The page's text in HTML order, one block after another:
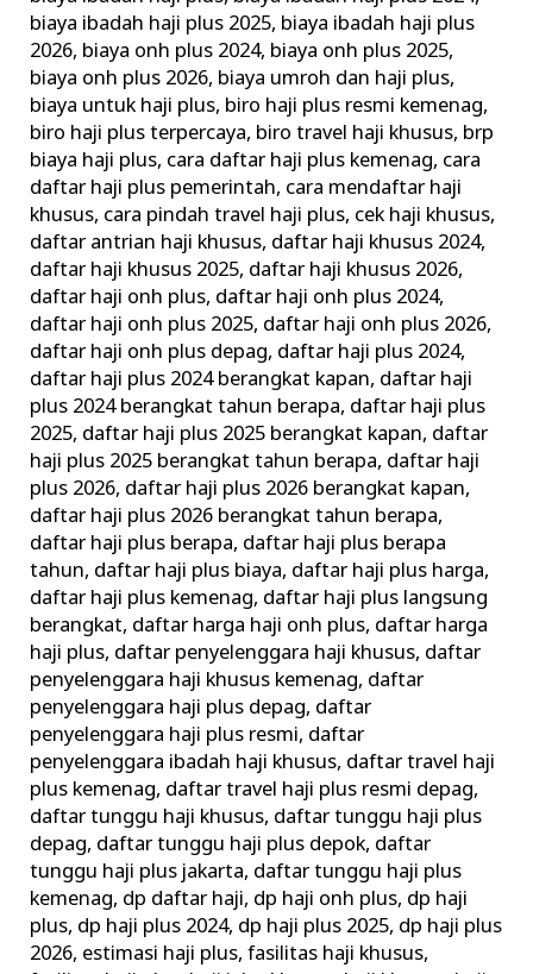
biaya ibadah haji plus 2025, biaya ibadah haji plus
2026, biaya onh plus 2024, biaya onh plus 2025,
biaya onh plus 2026, biaya umroh dan haji plus,
biaya untuk haji plus, biro haji plus resmi kemenag,
biro haji plus terpercaya, biro travel haji khusus, brp
biaya haji plus, cara daftar haji plus kemenag, cara
daftar haji plus pemerintah, cara mendaftar haji
khusus, cara pindah travel haji plus, cek haji khusus,
daftar antrian haji khusus, daftar haji khusus 2024,
daftar haji khusus 2025, daftar haji khusus 2026,
daftar haji onh plus, daftar haji onh plus 2024,
daftar haji onh plus 2025, daftar haji onh plus 2026,
daftar haji onh plus depag, daftar haji plus 2024,
daftar haji plus 2024 berangkat kapan, daftar haji
plus 2024 berangkat tahun berapa, daftar haji plus
2025, daftar haji plus 2025 berangkat kapan, daftar
haji plus 2025 berangkat tahun berapa, daftar haji
plus 2026, daftar haji plus 2026 berangkat kapan,
daftar haji plus 2026 berangkat tahun berapa,
daftar haji plus berapa, daftar haji plus berapa
tahun, daftar haji plus biaya, daftar haji plus harga,
daftar haji plus kemenag, daftar haji plus langsung
berangkat, daftar harga haji onh plus, daftar harga
haji plus, daftar penyelenggara haji khusus, daftar
penyelenggara haji khusus kemenag, daftar
penyelenggara haji plus depag, daftar
penyelenggara haji plus resmi, daftar
penyelenggara ibadah haji khusus, daftar travel haji
plus kemenag, daftar travel haji plus resmi depag,
daftar tunggu haji khusus, daftar tunggu haji plus
depag, daftar tunggu haji plus depok, daftar
tunggu haji plus jakarta, daftar tunggu haji plus
kemenag, dp daftar haji, dp haji onh plus, dp haji
plus, dp haji plus 2024, dp haji plus 2025, dp haji plus
2026, estimasi haji plus,fasilitas haji khusus,